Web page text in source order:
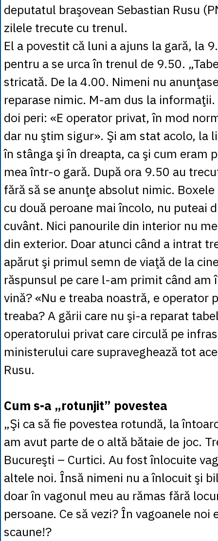
deputatul braşovean Sebastian Rusu
zilele trecute cu trenul.
El a povestit că luni a ajuns la gară, la
pentru a se urca în trenul de 9.50.
stricată. De la 4.00. Nimeni nu
reparase nimic. M-am dus la
doi peri: «E operator privat, în mod
dar nu ştim sigur». Şi am stat acolo, la
în stânga şi în dreapta, ca şi cum eram
mea într-o gară. După ora 9.50 au
fără să se anunţe absolut nimic.
cu două peroane mai încolo, nu puteai
cuvânt. Nici panourile din interior nu
din exterior. Doar atunci când a intrat
apărut şi primul semn de viaţă de la
răspunsul pe care l-am primit când am
vină? «Nu e treaba noastră, e operator
treaba? A gării care nu şi-a reparat
operatorului privat care circulă pe
ministerului care supraveghează tot
Rusu.
Cum s-a „rotunjit” povestea
„Şi ca să fie povestea rotundă, la
am avut parte de o altă bătaie de joc.
Bucureşti – Curtici. Au fost înlocuite
altele noi. Însă nimeni nu a înlocuit şi
doar în vagonul meu au rămas fără
persoane. Ce să vezi? În vagoanele noi
scaune!?